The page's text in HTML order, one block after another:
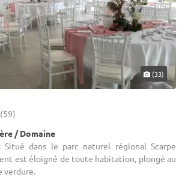
(33)
/ Domaine
Situé dans le parc naturel régional Scarpe
est éloigné de toute habitation, plongé au
verdure.